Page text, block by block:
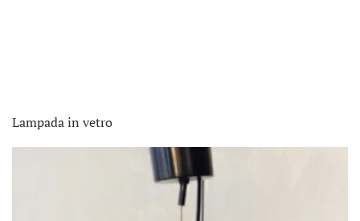
Lampada in vetro